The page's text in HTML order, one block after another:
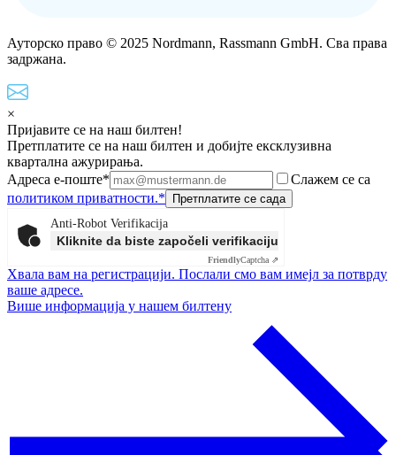
Ауторско право © 2025 Nordmann, Rassmann GmbH. Сва права
задржана.
×
Пријавите се на наш билтен!
Претплатите се на наш билтен и добијте ексклузивна
квартална ажурирања.
Адреса е-поште*
Слажем се са
политиком приватности.*
Anti-Robot Verifikacija
Kliknite da biste započeli verifikaciju
FriendlyCaptcha ⇗
Хвала вам на регистрацији. Послали смо вам имејл за потврду
ваше адресе.
Више информација у нашем билтену